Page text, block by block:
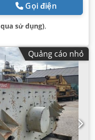
Gọi điện
sử dụng),
Quảng cáo nhỏ